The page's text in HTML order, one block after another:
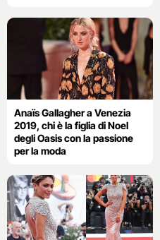
Anaïs Gallagher a Venezia
2019, chi è la figlia di Noel
degli Oasis con la passione
per la moda